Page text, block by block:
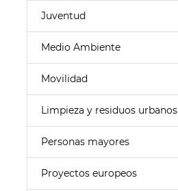
Juventud
Medio Ambiente
Movilidad
Limpieza y residuos urbanos
Personas mayores
Proyectos europeos